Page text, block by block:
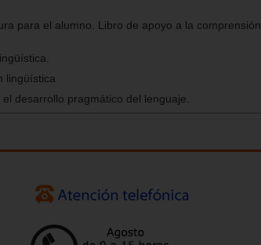
para el alumno. Libro de apoyo a la comprensión
lingüística
desarrollo pragmático del lenguaje.